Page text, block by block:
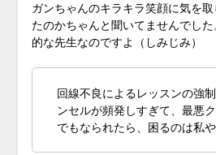
ガンちゃんのキラキラ笑顔に気を
たのかちゃんと聞いてませんでし
的な先生なのですよ（しみじみ）
回線不良によるレッスンの強
ンセルが頻発しすぎて、最悪
でもなられたら、困るのは私